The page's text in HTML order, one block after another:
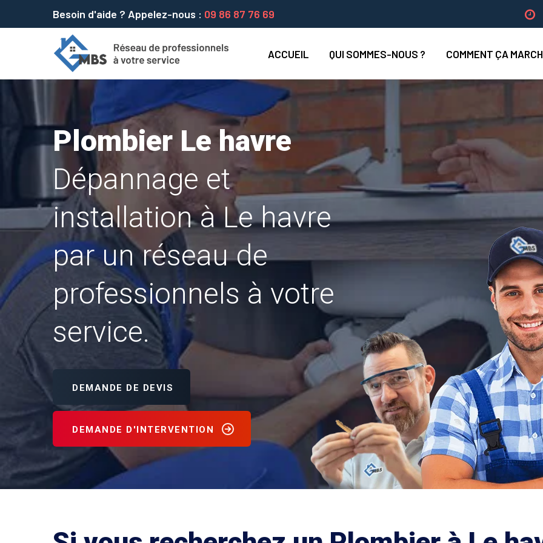
Besoin d'aide ? Appelez-nous : 09 86 87 76 69
ACCUEIL QUI SOMMES-NOUS ? COMMENT ÇA
Plombier Le havre
Dépannage et
installation à Le havre
par un réseau de
professionnels à votre
service.
DEMANDE DE DEVIS
DEMANDE D'INTERVENTION